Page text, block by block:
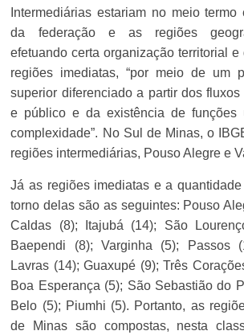
Intermediárias estariam no meio
da federação e as regiões
efetuando certa organização territorial
regiões imediatas, “por meio de um
superior diferenciado a partir dos
e público e da existência de funções
complexidade”. No Sul de Minas, o
regiões intermediárias, Pouso Alegre e
Já as regiões imediatas e a
torno delas são as seguintes: Pouso
Caldas (8); Itajubá (14); São
Baependi (8); Varginha (5); Passos
Lavras (14); Guaxupé (9); Três
Boa Esperança (5); São Sebastião do
Belo (5); Piumhi (5). Portanto, as
de Minas são compostas, nesta